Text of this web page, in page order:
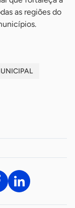
as regiões do